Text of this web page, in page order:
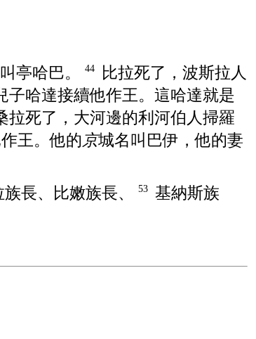
亭哈巴。 44 比拉死了， 波斯拉 人
子哈達接續他作王。這哈達就是
拉死了，大河邊的利河伯 人掃羅
王。他的 京城名叫 巴伊 ，他的妻
族長、 比嫩族長、 53 基納斯族